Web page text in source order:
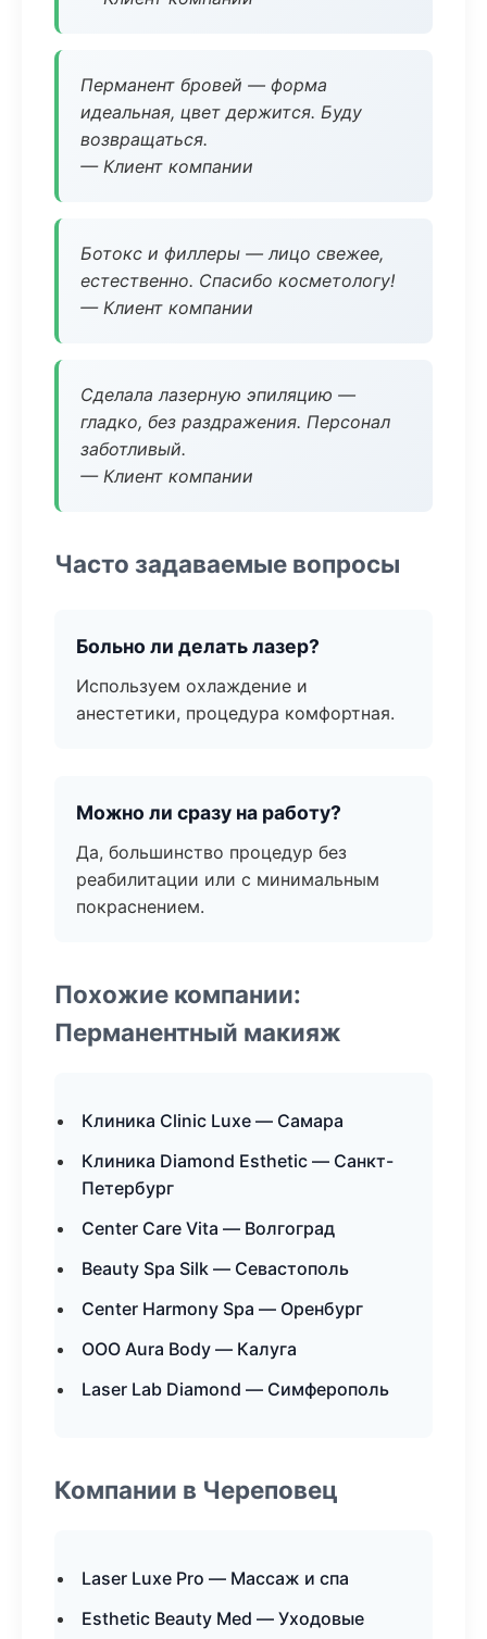
Перманент бровей — форма
идеальная, цвет держится. Буду
возвращаться.
— Клиент компании
Ботокс и филлеры — лицо свежее,
естественно. Спасибо косметологу!
— Клиент компании
Сделала лазерную эпиляцию —
гладко, без раздражения. Персонал
заботливый.
— Клиент компании
Часто задаваемые вопросы
Больно ли делать лазер?
Используем охлаждение и
анестетики, процедура комфортная.
Можно ли сразу на работу?
Да, большинство процедур без
реабилитации или с минимальным
покраснением.
Похожие компании:
Перманентный макияж
Клиника Clinic Luxe — Самара
Клиника Diamond Esthetic — Санкт-
Петербург
Center Care Vita — Волгоград
Beauty Spa Silk — Севастополь
Center Harmony Spa — Оренбург
ООО Aura Body — Калуга
Laser Lab Diamond — Симферополь
Компании в Череповец
Laser Luxe Pro — Массаж и спа
Esthetic Beauty Med — Уходовые